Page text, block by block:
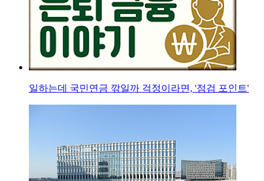
일하는데 국민연금 깎일까 걱정이라면, '점검 포인트'